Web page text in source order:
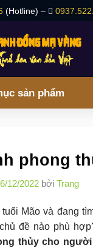
(Hotline) –
sản phẩm
phong
12/2022 bởi Trang
tuổi Mão và đang
đề nào phù
thủy cho người